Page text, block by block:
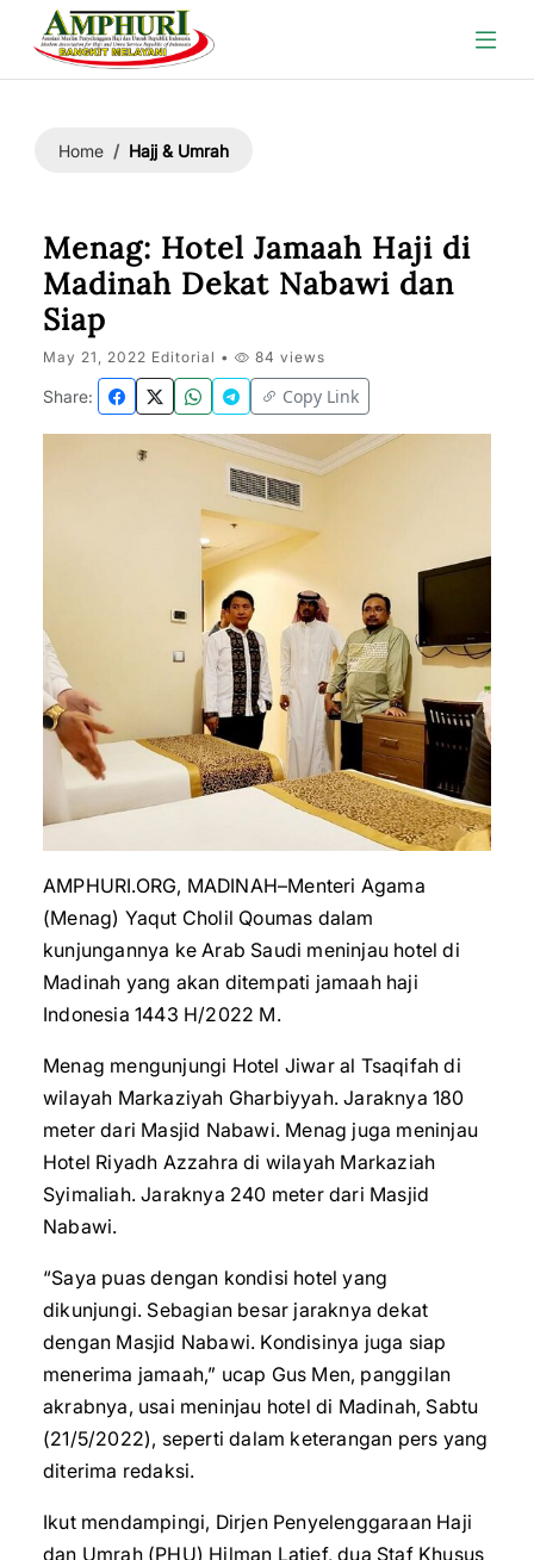
Home Hajj & Umrah
Menag: Hotel Jamaah Haji di
Madinah Dekat Nabawi dan
Siap
May 21, 2022 Editorial • 84 views
Share: Copy Link
AMPHURI.ORG, MADINAH–Menteri Agama
(Menag) Yaqut Cholil Qoumas dalam
kunjungannya ke Arab Saudi meninjau hotel di
Madinah yang akan ditempati jamaah haji
Indonesia 1443 H/2022 M.
Menag mengunjungi Hotel Jiwar al Tsaqifah di
wilayah Markaziyah Gharbiyyah. Jaraknya 180
meter dari Masjid Nabawi. Menag juga meninjau
Hotel Riyadh Azzahra di wilayah Markaziah
Syimaliah. Jaraknya 240 meter dari Masjid
Nabawi.
“Saya puas dengan kondisi hotel yang
dikunjungi. Sebagian besar jaraknya dekat
dengan Masjid Nabawi. Kondisinya juga siap
menerima jamaah,” ucap Gus Men, panggilan
akrabnya, usai meninjau hotel di Madinah, Sabtu
(21/5/2022), seperti dalam keterangan pers yang
diterima redaksi.
Ikut mendampingi, Dirjen Penyelenggaraan Haji
dan Umrah (PHU) Hilman Latief, dua Staf Khusus